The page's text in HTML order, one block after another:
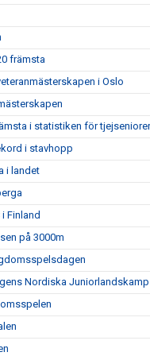
främsta
i Oslo
i statistiken för
i stavhopp
i landet
Finland
på 3000m
Nordiska Juniorlandskamp